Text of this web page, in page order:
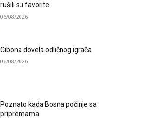
rušili su favorite
06/08/2026
Cibona dovela odličnog igrača
06/08/2026
Poznato kada Bosna počinje sa
pripremama